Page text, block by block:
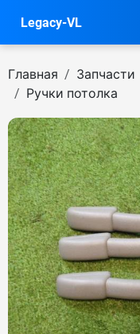
Legacy-VL
Главная Запчасти
Ручки потолка